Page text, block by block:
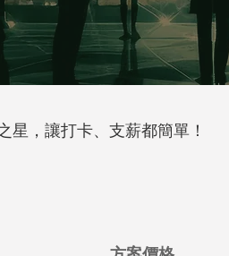
星，讓打卡、支薪都簡單！